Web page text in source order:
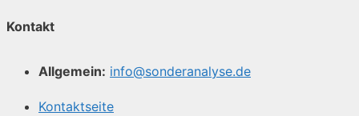
Kontakt
Allgemein: info@sonderanalyse.de
Kontaktseite